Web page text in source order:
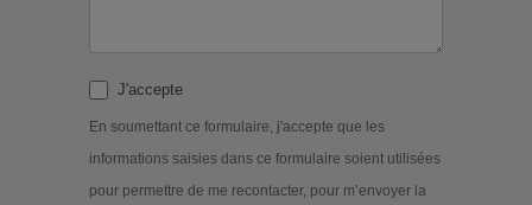
J'accepte
En soumettant ce formulaire, j'accepte que les
informations saisies dans ce formulaire soient utilisées
pour permettre de me recontacter, pour m’envoyer la